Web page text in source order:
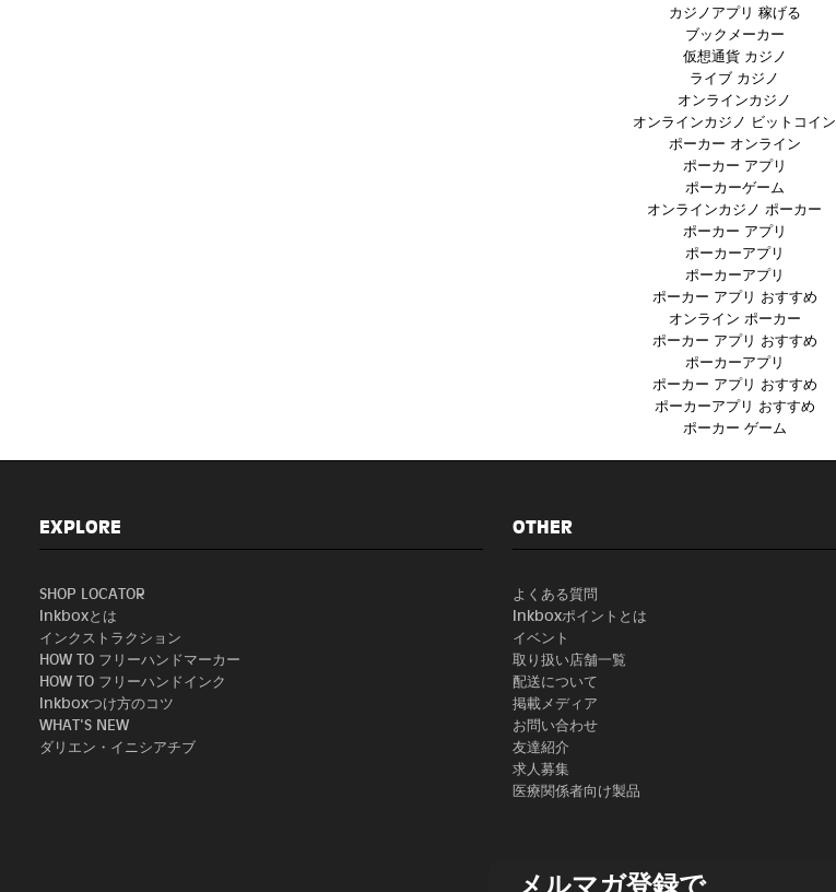
カジノアプリ 稼げる
ブックメーカー
仮想通貨 カジノ
ライブ カジノ
オンラインカジノ
オンラインカジノ ビットコイン
ポーカー オンライン
ポーカー アプリ
ポーカーゲーム
オンラインカジノ ポーカー
ポーカー アプリ
ポーカーアプリ
ポーカーアプリ
ポーカー アプリ おすすめ
オンライン ポーカー
ポーカー アプリ おすすめ
ポーカーアプリ
ポーカー アプリ おすすめ
ポーカーアプリ おすすめ
ポーカー ゲーム
EXPLORE
SHOP LOCATOR
Inkboxとは
インクストラクション
HOW TO フリーハンドマーカー
HOW TO フリーハンドインク
Inkboxつけ方のコツ
WHAT'S NEW
ダリエン・イニシアチブ
OTHER
よくある質問
Inkboxポイントとは
イベント
取り扱い店舗一覧
配送について
掲載メディア
お問い合わせ
友達紹介
求人募集
医療関係者向け製品
メルマガ登録で